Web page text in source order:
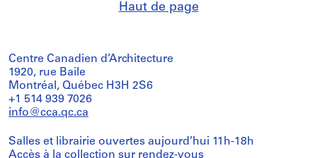
Haut de page
Centre Canadien d’Architecture
1920, rue Baile
Montréal, Québec H3H 2S6
+1 514 939 7026
info@cca.qc.ca
Salles et librairie ouvertes aujourd’hui 11h-18h
Accès à la collection sur rendez-vous